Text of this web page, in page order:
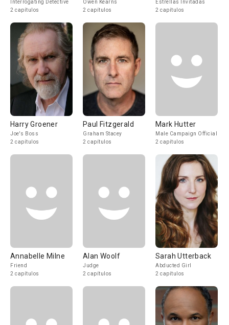
Interrogating Detective
2 capítulos
Owen Kearns
2 capítulos
Estrellas Invitadas
2 capítulos
Harry Groener
Joe's Boss
2 capítulos
Paul Fitzgerald
Graham Stacey
2 capítulos
Mark Hutter
Male Campaign Official
2 capítulos
Annabelle Milne
Friend
2 capítulos
Alan Woolf
Judge
2 capítulos
Sarah Utterback
Abducted Girl
2 capítulos